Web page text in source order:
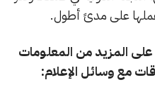
على مدىً أطول.
المزيد من المعلومات
مع وسائل الإعلام: